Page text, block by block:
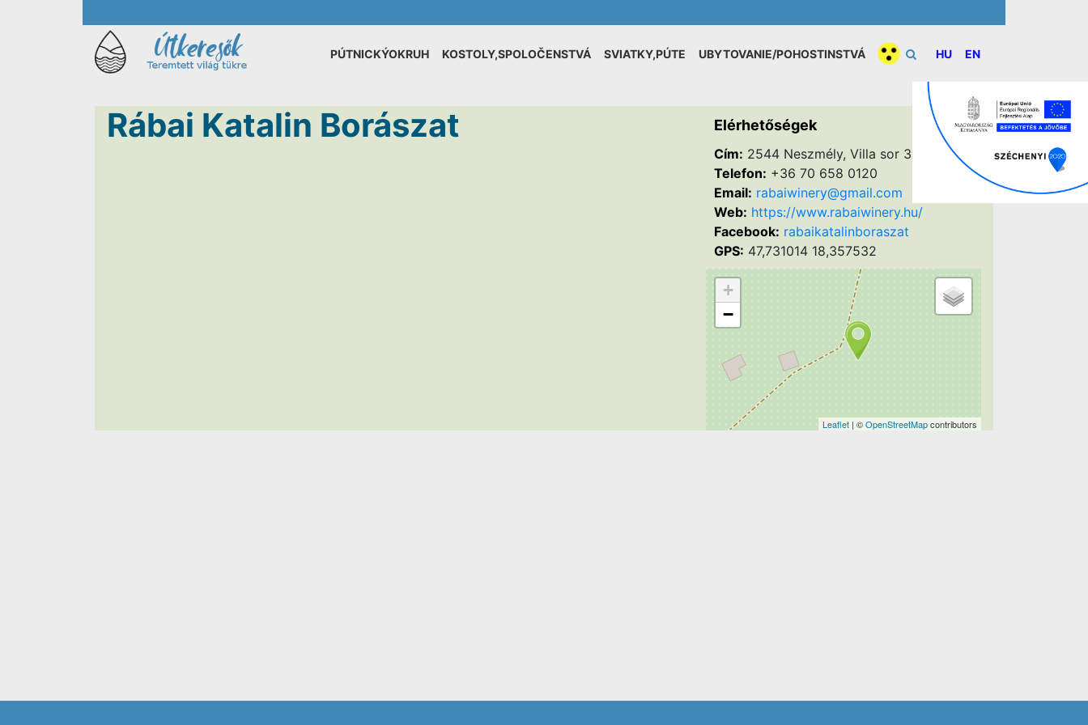
PÚTNICKÝOKRUH KOSTOLY,SPOLOČENSTVÁ SVIATKY,PÚTE UBYTOVANIE/POHOSTINSTVÁ HU EN
Rábai Katalin Borászat Elérhetőségek
Cím: 2544 Neszmély, Villa sor 3.
Telefon: +36 70 658 0120
Email: rabaiwinery@gmail.com
Web: https://www.rabaiwinery.hu/
Facebook: rabaikatalinboraszat
GPS: 47,731014 18,357532
+
−
Leaflet | ©OpenStreetMapcontributors